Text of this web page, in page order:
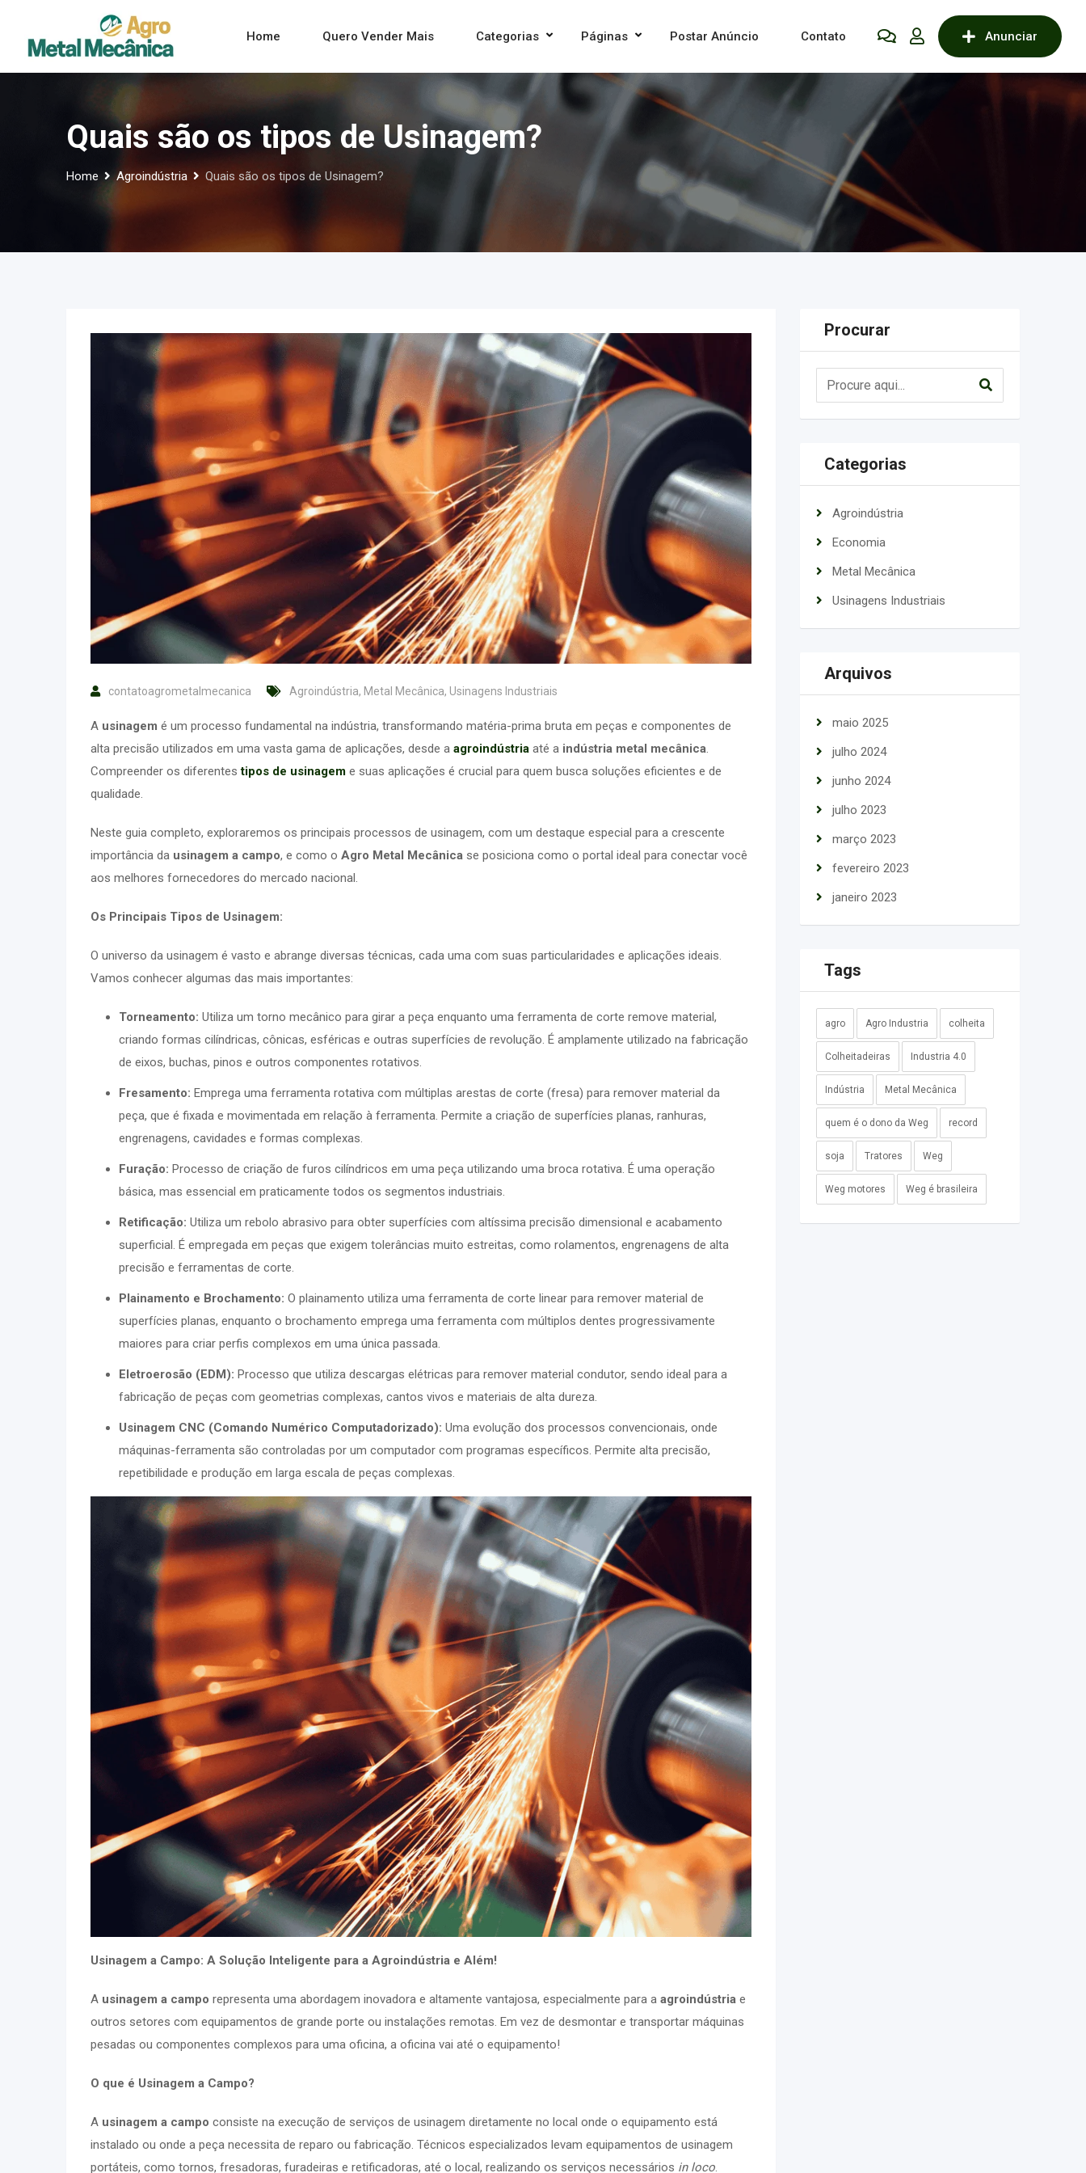
content
Anunciar
Home Quero Vender Mais Categorias Páginas Postar Anúncio Contato
Quais são os tipos de Usinagem?
Home Agroindústria Quais são os tipos de Usinagem?
contatoagrometalmecanica Agroindústria, Metal Mecânica, Usinagens Industriais
A usinagem é um processo fundamental na indústria, transformando matéria-prima bruta em peças e componentes de
alta precisão utilizados em uma vasta gama de aplicações, desde a agroindústria até a indústria metal mecânica.
Compreender os diferentestipos de usinagem e suas aplicações é crucial para quem busca soluções eficientes e de
qualidade.
Neste guia completo, exploraremos os principais processos de usinagem, com um destaque especial para a crescente
importância da usinagem a campo, e como o Agro Metal Mecânica se posiciona como o portal ideal para conectar você
aos melhores fornecedores do mercado nacional.
Os Principais Tipos de Usinagem:
O universo da usinagem é vasto e abrange diversas técnicas, cada uma com suas particularidades e aplicações ideais.
Vamos conhecer algumas das mais importantes:
Torneamento: Utiliza um torno mecânico para girar a peça enquanto uma ferramenta de corte remove material,
criando formas cilíndricas, cônicas, esféricas e outras superfícies de revolução. É amplamente utilizado na fabricação
de eixos, buchas, pinos e outros componentes rotativos.
Fresamento: Emprega uma ferramenta rotativa com múltiplas arestas de corte (fresa) para remover material da
peça, que é fixada e movimentada em relação à ferramenta. Permite a criação de superfícies planas, ranhuras,
engrenagens, cavidades e formas complexas.
Furação: Processo de criação de furos cilíndricos em uma peça utilizando uma broca rotativa. É uma operação
básica, mas essencial em praticamente todos os segmentos industriais.
Retificação: Utiliza um rebolo abrasivo para obter superfícies com altíssima precisão dimensional e acabamento
superficial. É empregada em peças que exigem tolerâncias muito estreitas, como rolamentos, engrenagens de alta
precisão e ferramentas de corte.
Plainamento e Brochamento: O plainamento utiliza uma ferramenta de corte linear para remover material de
superfícies planas, enquanto o brochamento emprega uma ferramenta com múltiplos dentes progressivamente
maiores para criar perfis complexos em uma única passada.
Eletroerosão (EDM): Processo que utiliza descargas elétricas para remover material condutor, sendo ideal para a
fabricação de peças com geometrias complexas, cantos vivos e materiais de alta dureza.
Usinagem CNC (Comando Numérico Computadorizado): Uma evolução dos processos convencionais, onde
máquinas-ferramenta são controladas por um computador com programas específicos. Permite alta precisão,
repetibilidade e produção em larga escala de peças complexas.
Usinagem a Campo: A Solução Inteligente para a Agroindústria e Além!
A usinagem a campo representa uma abordagem inovadora e altamente vantajosa, especialmente para a agroindústria e
outros setores com equipamentos de grande porte ou instalações remotas. Em vez de desmontar e transportar máquinas
pesadas ou componentes complexos para uma oficina, a oficina vai até o equipamento!
O que é Usinagem a Campo?
A usinagem a campo consiste na execução de serviços de usinagem diretamente no local onde o equipamento está
instalado ou onde a peça necessita de reparo ou fabricação. Técnicos especializados levam equipamentos de usinagem
portáteis, como tornos, fresadoras, furadeiras e retificadoras, até o local, realizando os serviços necessários in loco.
Procurar
Categorias
Agroindústria
Economia
Metal Mecânica
Usinagens Industriais
Arquivos
maio 2025
julho 2024
junho 2024
julho 2023
março 2023
fevereiro 2023
janeiro 2023
Tags
agro Agro Industria colheita
Colheitadeiras Industria 4.0
Indústria Metal Mecânica
quem é o dono da Weg record
soja Tratores Weg
Weg motores Weg é brasileira